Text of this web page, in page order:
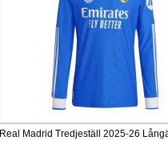
Real Madrid Tredjeställ 2025-26